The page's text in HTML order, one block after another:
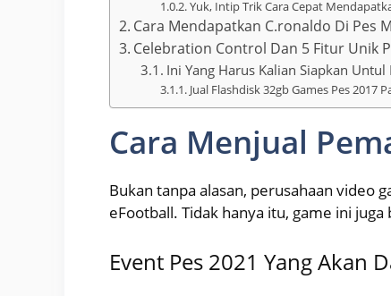
Yuk, Intip Trik Cara Cepat
Cara Mendapatkan C.ronaldo Di Pes
Celebration Control Dan 5 Fitur Unik
Ini Yang Harus Kalian Siapkan
Jual Flashdisk 32gb Games Pes
Cara Menjual
Bukan tanpa alasan, perusahaan video
eFootball. Tidak hanya itu, game ini
Event Pes 2021 Yang Akan